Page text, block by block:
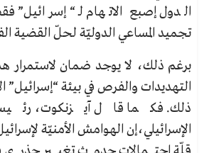
الدول إصبع الاتهام لـ
تجميد المساعي الدوليّة لحلّ القضية
برغم ذلك، لا يوجد ضمان لاستمرار
التهديدات والفرص في بيئة “إسرائيل”
ذلك. فكما قال آيزنكوت،
الإسرائيلي،إن الهوامش الأمنيّة